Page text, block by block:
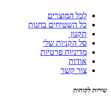
לכל המוצרים
כל השטיחים בחנות
תקנון
סל הקניות שלי
מדיניות פרטיות
אודות
צור קשר
שירות לקוחות